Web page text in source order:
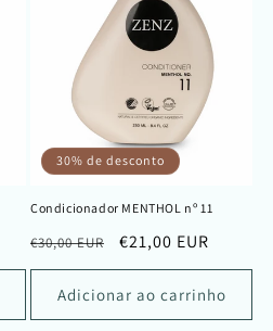
30% de desconto
Condicionador MENTHOL nº 11
Preço
normal
€30,00 EUR
Preço
de
saldo
€21,00 EUR
Adicionar ao carrinho